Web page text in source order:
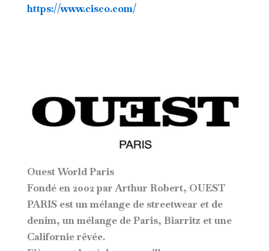
https://www.cisco.com/
Ouest World Paris
Fondé en 2002 par Arthur Robert, OUEST
PARIS est un mélange de streetwear et de
denim, un mélange de Paris, Biarritz et une
Californie rêvée.